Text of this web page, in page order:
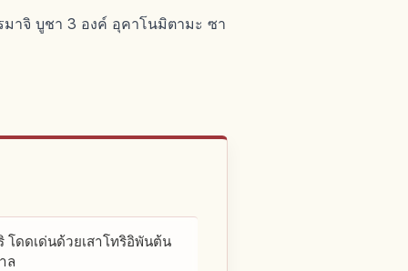
มาจิ บูชา 3 องค์ อุคาโนมิตามะ ซา
โดดเด่นด้วยเสาโทริอิพันต้น
ล